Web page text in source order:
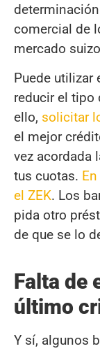
comercial de
mercado
Puede utilizar
reducir el tipo
ello, solicitar
el mejor
vez acordada
tus cuotas.
el ZEK. Los
pida otro
de que se lo
Falta de
último
Y sí, algunos